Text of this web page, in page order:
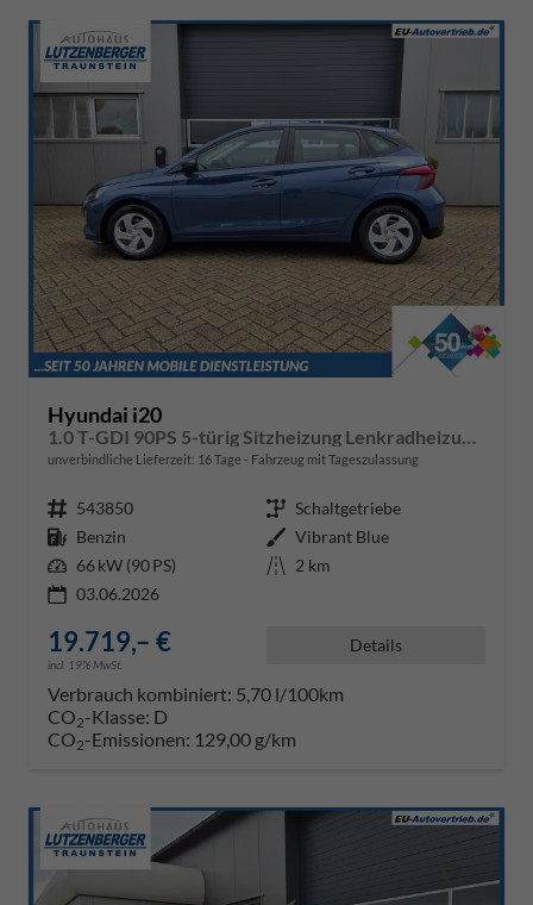
Hyundai i20
unverbindliche Lieferzeit: 16 Tage Fahrzeug mit Tageszulassung
Fahrzeugnr. 543850 Getriebe Schaltgetriebe
Kraftstoff Benzin Außenfarbe Vibrant Blue
Leistung 66 kW (90 PS) Kilometerstand 2 km
03.06.2026
19.719,– €
incl. 19% MwSt.
Details
Verbrauch kombiniert: 5,70 l/100km
CO2-Klasse: D
CO2-Emissionen: 129,00 g/km